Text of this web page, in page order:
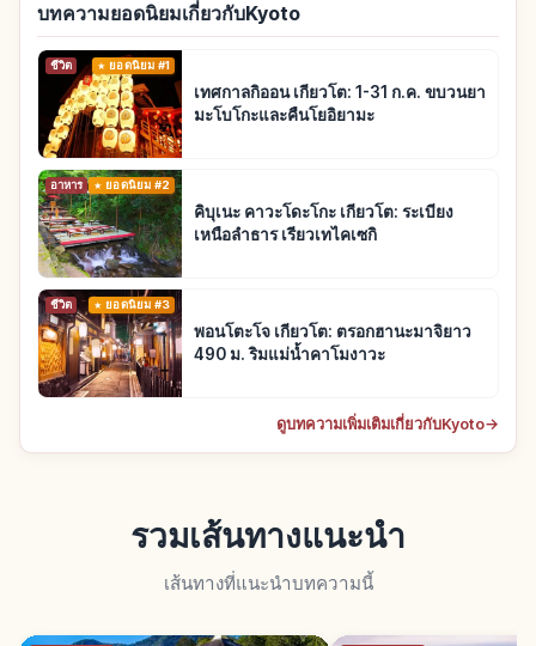
บทความยอดนิยมเกี่ยวกับKyoto
ชีวิต ยอดนิยม #1
เทศกาลกิออน เกียวโต: 1-31 ก.ค. ขบวนยา
มะโบโกะและคืนโยอิยามะ
อาหาร ยอดนิยม #2
คิบุเนะ คาวะโดะโกะ เกียวโต: ระเบียง
เหนือลำธาร เรียวเทไคเซกิ
ชีวิต ยอดนิยม #3
พอนโตะโจ เกียวโต: ตรอกฮานะมาจิยาว
490 ม. ริมแม่น้ำคาโมงาวะ
ดูบทความเพิ่มเติมเกี่ยวกับKyoto→
รวมเส้นทางแนะนำ
เส้นทางที่แนะนำบทความนี้